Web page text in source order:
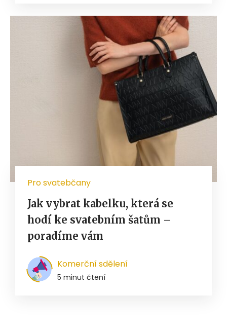
Pro svatebčany
Jak vybrat kabelku, která se
hodí ke svatebním šatům –
poradíme vám
Komerční sdělení
5 minut čtení